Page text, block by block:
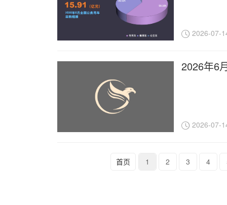
2026-07-
2026年6
2026-07-
1 2 3 4
首页